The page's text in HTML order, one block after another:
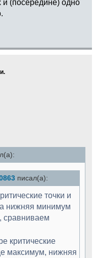
(посередине) одно
писал(а):
точки и
нижняя минимум
сравниваем
критические
максимум, нижняя